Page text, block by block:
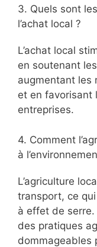
3. Quels sont
l’achat local ?
L’achat local
en soutenant
augmentant les
et en favorisant
entreprises.
4. Comment
à
L’agriculture
transport, ce
à effet de
des pratiques
dommageables